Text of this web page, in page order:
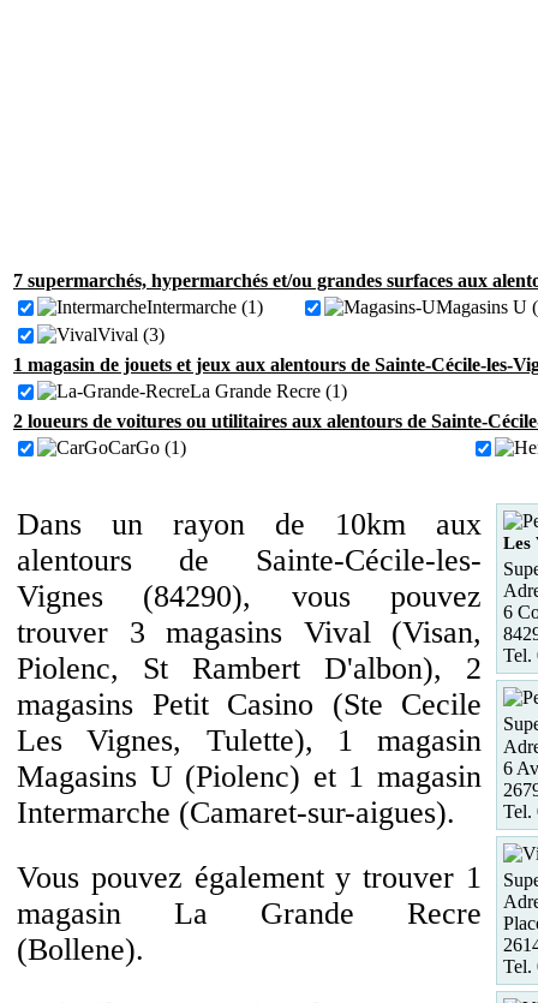
7 supermarchés, hypermarchés et/ou grandes surfaces aux
Intermarche (1)
Magasins U
Vival (3)
1 magasin de jouets et jeux aux alentours de Sainte-Cécile-les-
La Grande Recre (1)
2 loueurs de voitures ou utilitaires aux alentours de Sainte-
CarGo (1)
Dans un rayon de 10km aux
alentours de Sainte-Cécile-les-
Vignes (84290), vous pouvez
trouver 3 magasins Vival (Visan,
Piolenc, St Rambert D'albon), 2
magasins Petit Casino (Ste Cecile
Les Vignes, Tulette), 1 magasin
Magasins U (Piolenc) et 1 magasin
Intermarche (Camaret-sur-aigues).
Vous pouvez également y trouver 1
magasin La Grande Recre
(Bollene).
Les
6
Tel.
6
Tel.
Tel.